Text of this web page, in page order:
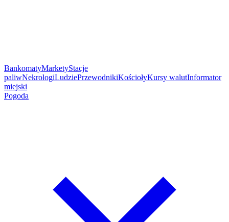
BankomatyMarketyStacje
paliwNekrologiLudziePrzewodnikiKościołyKursy walutInformator
miejski
Pogoda